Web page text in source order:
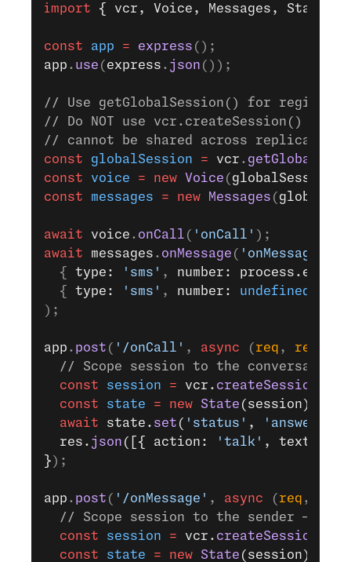
import { vcr, Voice, Messages, State }
const app = express ();
app . use ( express . json ());
// Use getGlobalSession() for
// Do NOT use vcr.createSession()
// cannot be shared across replicas or
const globalSession = vcr .
const voice = new Voice ( globalSession
const messages = new Messages (
await voice . onCall ( 'onCall' );
await messages . onMessage ( 'onMessage'
  {
type: 'sms' , number: process.env.
  {
type: 'sms' , number: undefined
);
app . post ( '/onCall' , async ( req , res
// Scope session to the conversation
  const
session = vcr.
  const
state = new State (session);
  await
state. set ( 'status' , 'answered'
  res.
json ([{ action: 'talk' , text:
} );
app . post ( '/onMessage' , async ( req ,
// Scope session to the sender —
  const
session = vcr.
  const
state = new State (session);